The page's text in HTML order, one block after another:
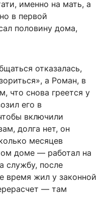
именно на мать, а
в первой
половину дома,
отказалась,
а Роман, в
что снова греется у
его в
включили
долга нет, он
месяцев
доме — работал на
службу, после
время жил у законной
— там